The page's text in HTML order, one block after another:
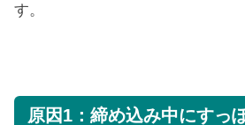
す。
原因1：締め込み中にすっ